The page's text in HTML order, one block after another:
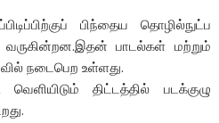
பிந்தைய தொழில்நுட்ப
வருகின்றன.இதன் பாடல்கள் மற்றும்
நடைபெற உள்ளது.
திட்டத்தில் படக்குழு